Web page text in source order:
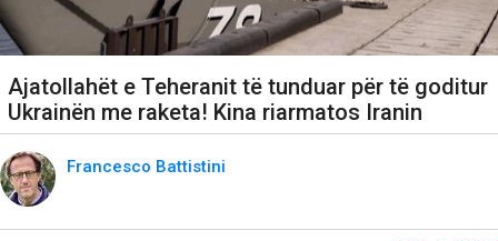
Ajatollahët e Teheranit të tunduar për të goditur
Ukrainën me raketa! Kina riarmatos Iranin
Francesco Battistini